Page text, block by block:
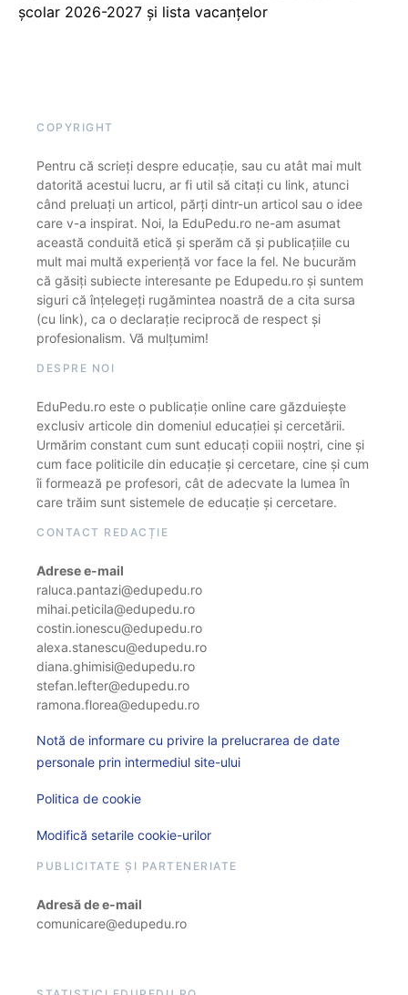
școlar 2026-2027 și lista vacanțelor
COPYRIGHT
Pentru că scrieți despre educație, sau cu atât mai mult
datorită acestui lucru, ar fi util să citați cu link, atunci
când preluați un articol, părți dintr-un articol sau o idee
care v-a inspirat. Noi, la EduPedu.ro ne-am asumat
această conduită etică și sperăm că și publicațiile cu
mult mai multă experiență vor face la fel. Ne bucurăm
că găsiți subiecte interesante pe Edupedu.ro și suntem
siguri că înțelegeți rugămintea noastră de a cita sursa
(cu link), ca o declarație reciprocă de respect și
profesionalism. Vă mulțumim!
DESPRE NOI
EduPedu.ro este o publicație online care găzduiește
exclusiv articole din domeniul educației și cercetării.
Urmărim constant cum sunt educați copiii noștri, cine și
cum face politicile din educație și cercetare, cine și cum
îi formează pe profesori, cât de adecvate la lumea în
care trăim sunt sistemele de educație și cercetare.
CONTACT REDACȚIE
Adrese e-mail
raluca.pantazi@edupedu.ro
mihai.peticila@edupedu.ro
costin.ionescu@edupedu.ro
alexa.stanescu@edupedu.ro
diana.ghimisi@edupedu.ro
stefan.lefter@edupedu.ro
ramona.florea@edupedu.ro
Notă de informare cu privire la prelucrarea de date
personale prin intermediul site-ului
Politica de cookie
Modifică setarile cookie-urilor
PUBLICITATE ȘI PARTENERIATE
Adresă de e-mail
comunicare@edupedu.ro